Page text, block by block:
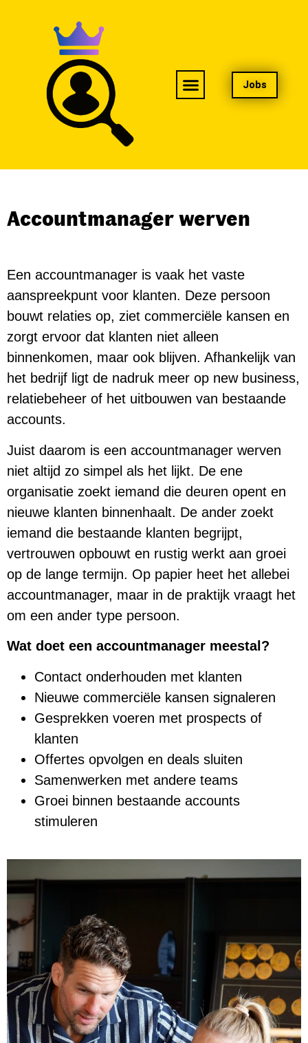
Jobs
Accountmanager werven
Een accountmanager is vaak het vaste
aanspreekpunt voor klanten. Deze persoon
bouwt relaties op, ziet commerciële kansen en
zorgt ervoor dat klanten niet alleen
binnenkomen, maar ook blijven. Afhankelijk van
het bedrijf ligt de nadruk meer op new business,
relatiebeheer of het uitbouwen van bestaande
accounts.
Juist daarom is een accountmanager werven
niet altijd zo simpel als het lijkt. De ene
organisatie zoekt iemand die deuren opent en
nieuwe klanten binnenhaalt. De ander zoekt
iemand die bestaande klanten begrijpt,
vertrouwen opbouwt en rustig werkt aan groei
op de lange termijn. Op papier heet het allebei
accountmanager, maar in de praktijk vraagt het
om een ander type persoon.
Wat doet een accountmanager meestal?
Contact onderhouden met klanten
Nieuwe commerciële kansen signaleren
Gesprekken voeren met prospects of
klanten
Offertes opvolgen en deals sluiten
Samenwerken met andere teams
Groei binnen bestaande accounts
stimuleren